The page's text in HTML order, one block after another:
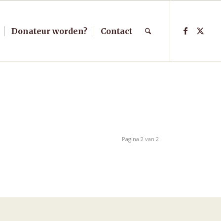
Donateur worden? Contact
Pagina 2 van 2